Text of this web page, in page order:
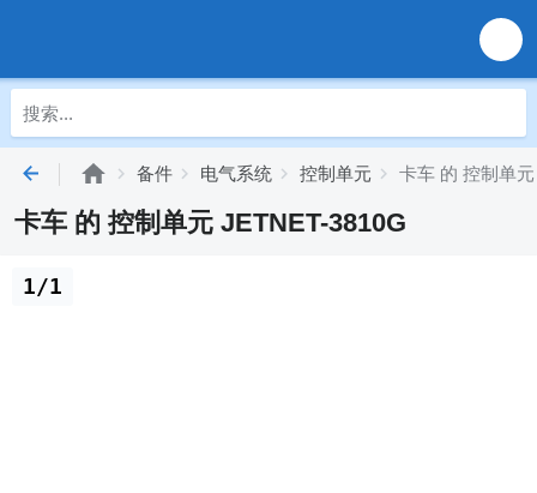
备件 电气系统 控制单元 卡车 的 控制单
卡车 的 控制单元 JETNET-3810G
1/1